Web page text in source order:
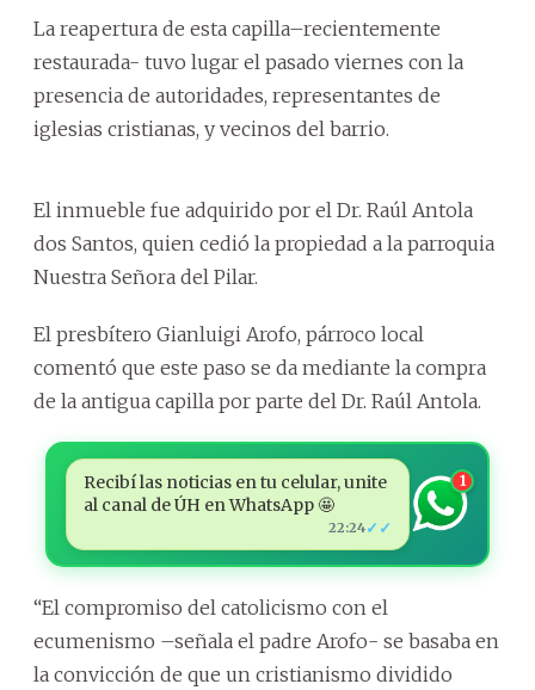
La reapertura de esta capilla–recientemente
restaurada- tuvo lugar el pasado viernes con la
presencia de autoridades, representantes de
iglesias cristianas, y vecinos del barrio.
El inmueble fue adquirido por el Dr. Raúl Antola
dos Santos, quien cedió la propiedad a la parroquia
Nuestra Señora del Pilar.
El presbítero Gianluigi Arofo, párroco local
comentó que este paso se da mediante la compra
de la antigua capilla por parte del Dr. Raúl Antola.
Recibí las noticias en tu celular, unite
al canal de ÚH en WhatsApp 🤩
22:24✓✓
1
“El compromiso del catolicismo con el
ecumenismo –señala el padre Arofo- se basaba en
la convicción de que un cristianismo dividido